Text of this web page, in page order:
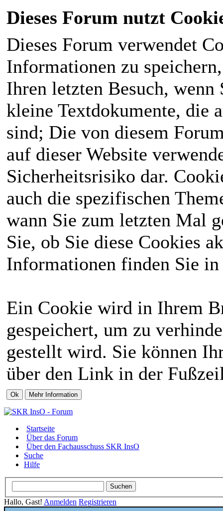
Dieses Forum nutzt
Dieses Forum verwendet
Informationen zu
Ihren letzten Besuch,
kleine Textdokumente, die
sind; Die von diesem
auf dieser Website
Sicherheitsrisiko dar.
auch die spezifischen
wann Sie zum letzten Mal
Sie, ob Sie diese Cookies
Informationen finden Sie
Ein Cookie wird in Ihrem
gespeichert, um zu
gestellt wird. Sie können
über den Link in der
Startseite
Über das Forum
Über den Fachausschuss SKR InsO
Suche
Hilfe
Hallo, Gast! Anmelden Registrieren